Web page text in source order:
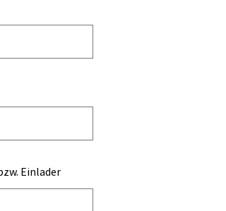
Einlader